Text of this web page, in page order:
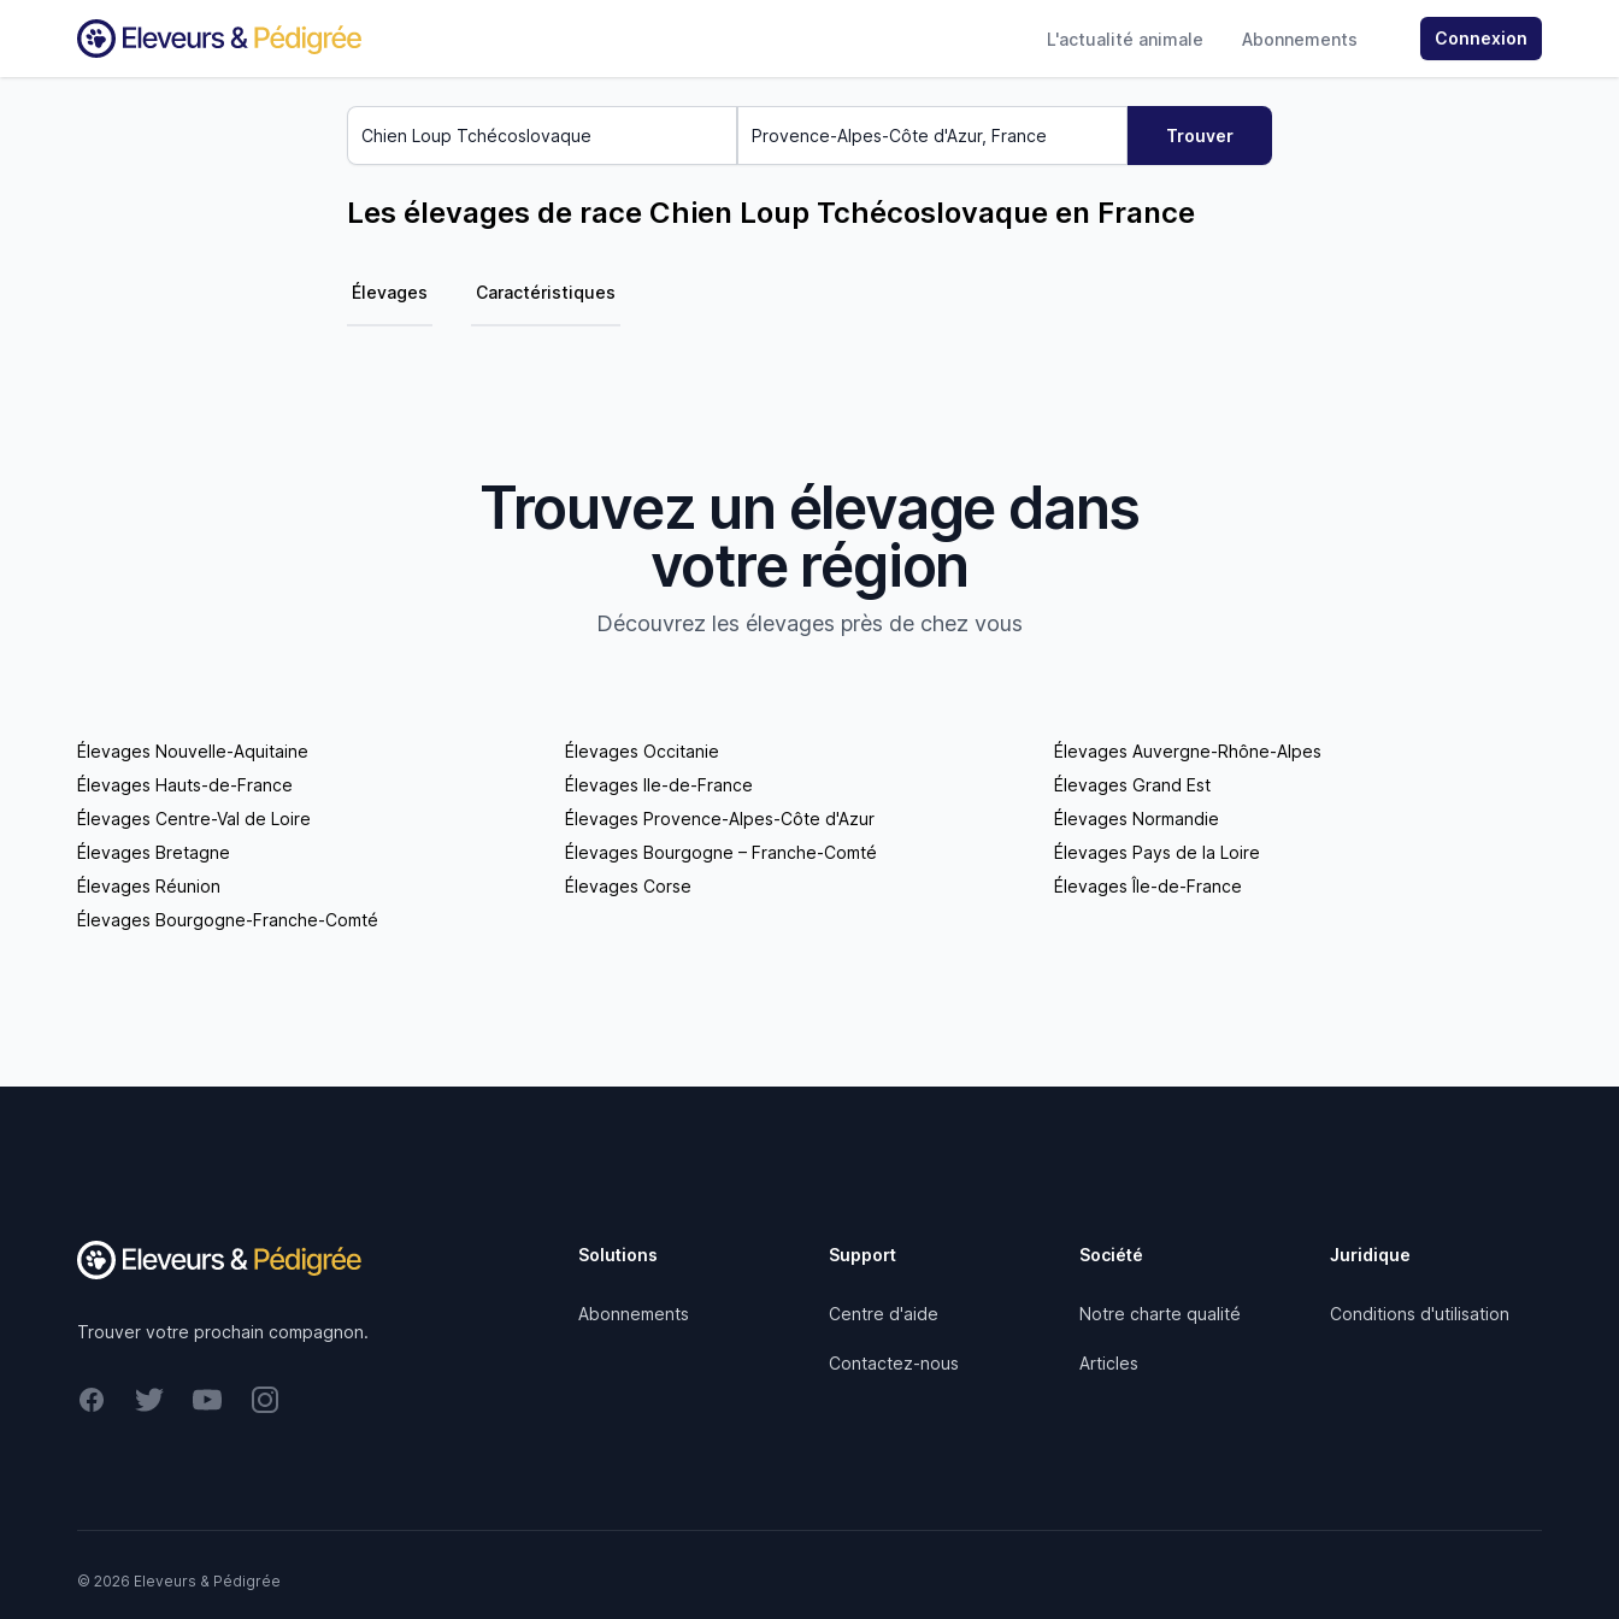
L'actualité animale Abonnements Connexion
Les élevages de race Chien Loup Tchécoslovaque en France
Élevages Caractéristiques
Trouvez un élevage dans
votre région
Découvrez les élevages près de chez vous
Élevages Nouvelle-Aquitaine Élevages Occitanie
Élevages Auvergne-Rhône-Alpes
Élevages Hauts-de-France
Élevages Ile-de-France
Élevages Grand Est
Élevages Centre-Val de Loire
Élevages Provence-Alpes-Côte d'Azur
Élevages Normandie
Élevages Bretagne
Élevages Bourgogne – Franche-Comté
Élevages Pays de la Loire
Élevages Réunion
Élevages Corse
Élevages Île-de-France
Élevages Bourgogne-Franche-Comté
Trouver votre prochain compagnon.
FacebookTwitterYoutubeInstagram
Solutions
Abonnements
Support
Centre d'aide
Contactez-nous
Société
Notre charte qualité
Articles
Juridique
Conditions d'utilisation
© 2026 Eleveurs & Pédigrée